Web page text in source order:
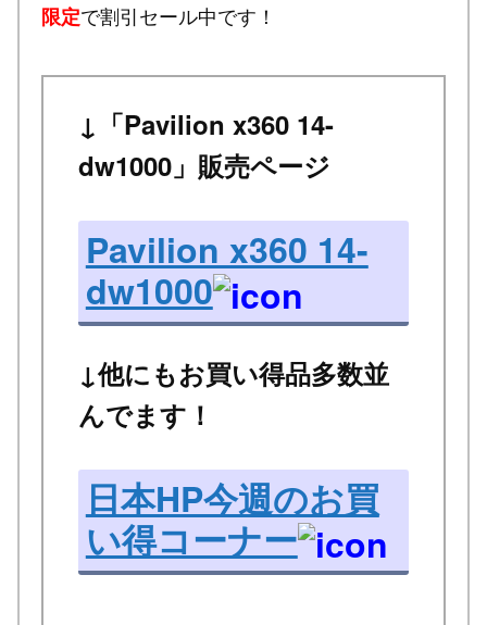
限定で割引セール中です！
↓「Pavilion x360 14-
dw1000」販売ページ
Pavilion x360 14-
dw1000
↓他にもお買い得品多数並
んでます！
日本HP今週のお買
い得コーナー